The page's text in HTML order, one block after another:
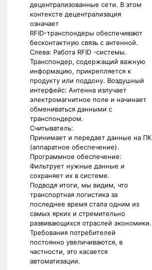
децентрализованные сети. В этом
контексте децентрализация
означает
RFID-транспондеры обеспечивают
бесконтактную связь с антенной.
Слева: Работа RFID -системы.
Транспондер, содержащий важную
информацию, прикрепляется к
продукту или поддону. Воздушный
интерфейс: Антенна излучает
электромагнитное поле и начинает
обмениваться данными с
транспондером.
Считыватель:
Принимает и передает данные на ПК
(аппаратное обеспечение).
Программное обеспечение:
Фильтрует нужные данные и
сохраняет их в системе.
Подводя итоги, мы видим, что
транспортная логистика за
последнее время стала одним из
самых ярких и стремительно
развивающихся отраслей экономики.
Требования потребителей
постоянно увеличиваются, в
частности, это касается
автоматизации.